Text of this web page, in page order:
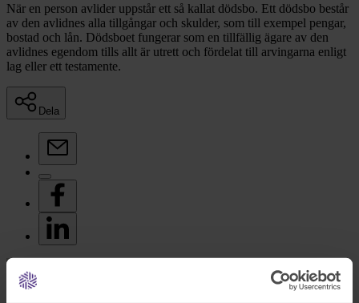
När en person avlider uppstår ett så kallat dödsbo. Ett dödsbo består
av den avlidnes alla tillgångar och skulder, som till exempel pengar,
bostad och lån. Dödsboet fungerar som en tillfällig ägare av den
avlidnes egendom tills allt är utrett och fördelat till arvingarna enligt
lag eller ett testamente.
Dela